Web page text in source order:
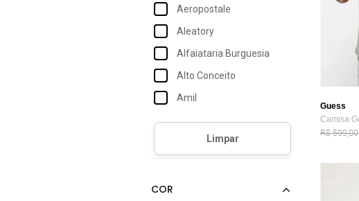
Aeropostale
Aleatory
Alfaiataria Burguesia
Alto Conceito
Amil
Approve
Aramis
Guess
R$ 599,00